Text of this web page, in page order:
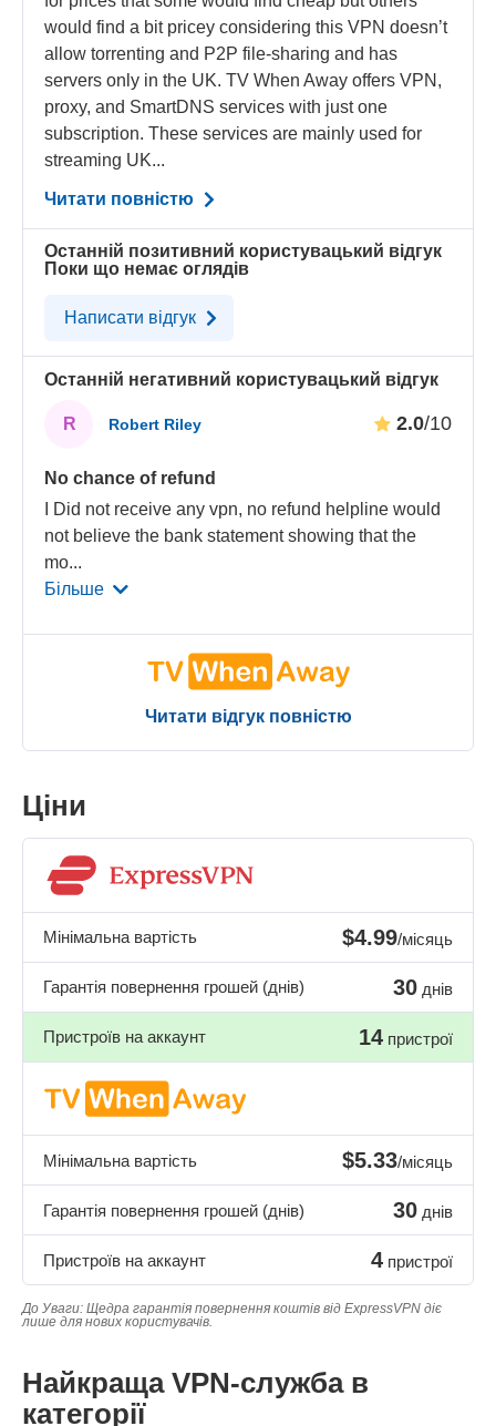
would find a bit pricey considering this VPN doesn’t
allow torrenting and P2P file-sharing and has
servers only in the UK. TV When Away offers VPN,
proxy, and SmartDNS services with just one
subscription. These services are mainly used for
streaming UK...
Читати повністю
Останній позитивний користувацький відгук
Поки що немає оглядів
Написати відгук
Останній негативний користувацький відгук
R Robert Riley 2.0/10
No chance of refund
I Did not receive any vpn, no refund helpline would
not believe the bank statement showing that the
mo...
Більше
Читати відгук повністю
Ціни
Мінімальна вартість $4.99/місяць
Гарантія повернення грошей (днів) 30 днів
Пристроїв на аккаунт 14 пристрої
Мінімальна вартість $5.33/місяць
Гарантія повернення грошей (днів) 30 днів
Пристроїв на аккаунт 4 пристрої
До Уваги: Щедра гарантія повернення коштів від ExpressVPN діє
лише для нових користувачів.
Найкраща VPN-служба в
категорії